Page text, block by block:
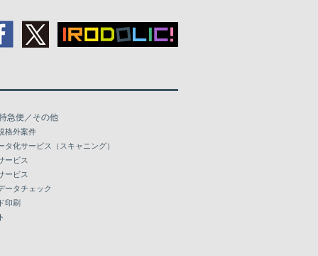
急便／その他
格外案件
タ化サービス（スキャニング）
ービス
ービス
ータチェック
印刷